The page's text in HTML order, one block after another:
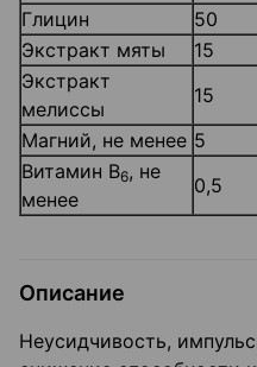
Глицин
50
Экстракт мяты
15
Экстракт
мелиссы
15
Магний, не менее 5
Витамин В6, не
менее
0,5
Описание
Неусидчивость,